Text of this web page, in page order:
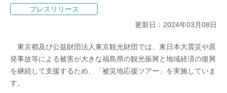
プレスリリース
更新日：2024年03月08日
東京都及び公益財団法人東京観光財団では、東日本大震災や原
発事故等による被害が大きな福島県の観光振興と地域経済の復興
を継続して支援するため、「被災地応援ツアー」を実施していま
す。